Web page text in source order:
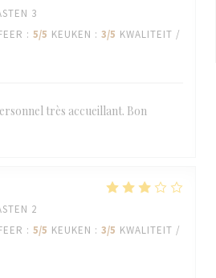
3
: 5/5 KEUKEN : 3/5 KWALITEIT /
très accueillant. Bon
2
: 5/5 KEUKEN : 3/5 KWALITEIT /